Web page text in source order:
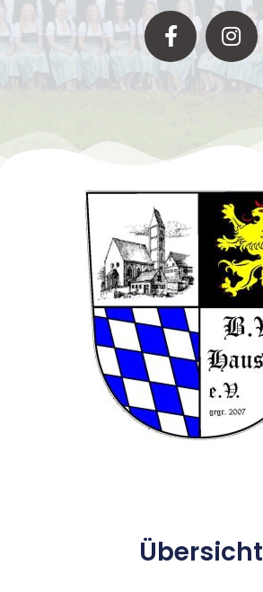
Übersicht